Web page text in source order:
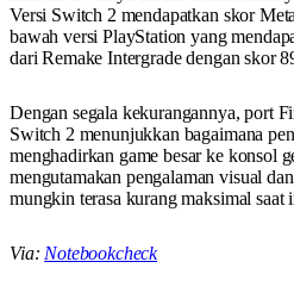
Versi Switch 2 mendapatkan skor
bawah versi PlayStation yang
dari Remake Intergrade dengan skor
Dengan segala kekurangannya, port
Switch 2 menunjukkan bagaimana
menghadirkan game besar ke konsol
mengutamakan pengalaman visual
mungkin terasa kurang maksimal saat
Via: Notebookcheck